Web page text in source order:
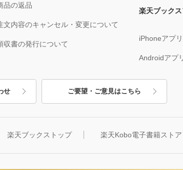
品の返品
文内容のキャンセル・変更について
収書の発行について
楽天ブックス
iPhoneアプリ
Androidアプ
せ ご要望・ご意見はこちら
楽天ブックストップ 楽天Kobo電子書籍スト